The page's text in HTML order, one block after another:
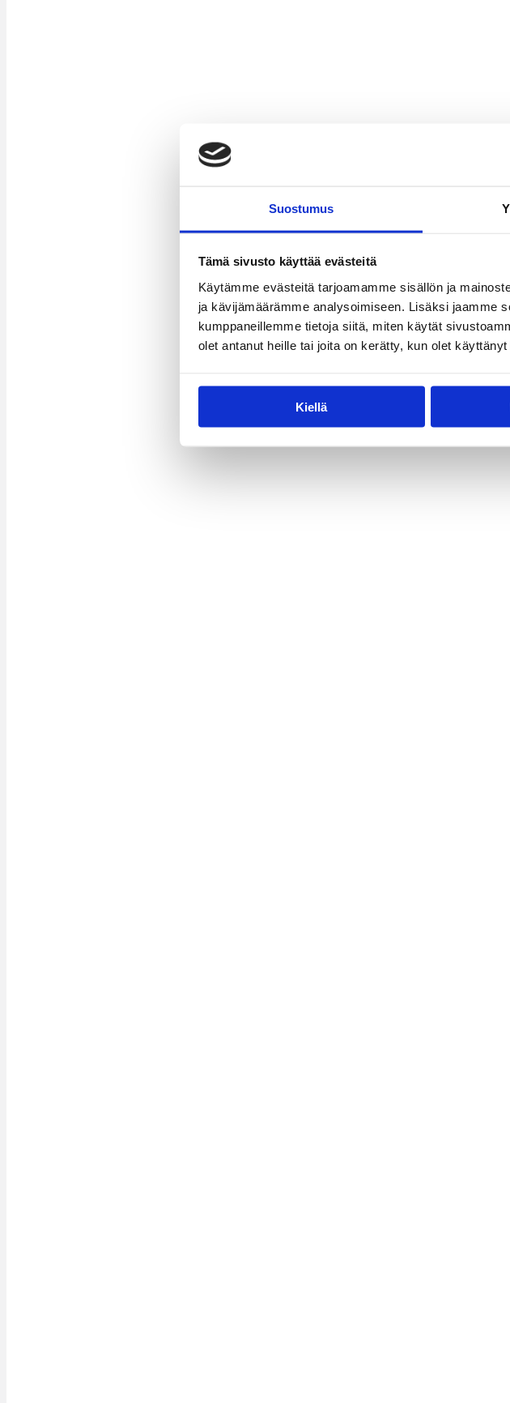
Suostumus
Tämä sivusto käyttää evästeitä
Käytämme evästeitä tarjoamamme sisällön ja
ja kävijämäärämme analysoimiseen. Lisäksi jaamme
kumppaneillemme tietoja siitä, miten käytät
olet antanut heille tai joita on kerätty, kun olet
Kiellä